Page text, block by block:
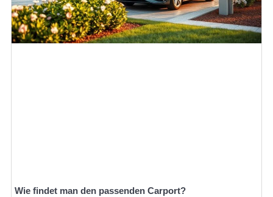
Wie findet man den passenden Carport?